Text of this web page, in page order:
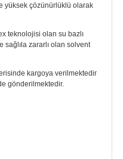
yüksek çözünürlüklü olarak
teknolojisi olan su bazlı
sağlıla zararlı olan solvent
kargoya verilmektedir
gönderilmektedir.
olarak gönderilecektir.
Siparişiniz ile birlikte